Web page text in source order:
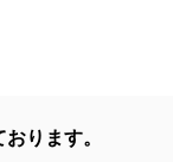
ります。